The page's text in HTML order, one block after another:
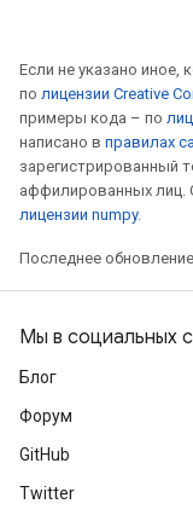
Если не указано иное,
по лицензии Creative
примеры кода – по
написано в правилах
зарегистрированный
аффилированных лиц.
лицензии numpy.
Последнее
Мы в социальных
Блог
Форум
GitHub
Twitter